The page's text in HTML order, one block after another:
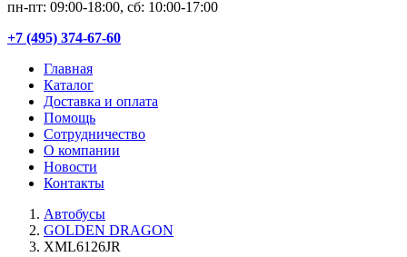
пн-пт: 09:00-18:00, сб: 10:00-17:00
+7 (495) 374-67-60
Главная
Каталог
Доставка и оплата
Помощь
Сотрудничество
О компании
Новости
Контакты
Автобусы
GOLDEN DRAGON
XML6126JR